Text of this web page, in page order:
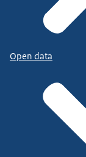
Open data